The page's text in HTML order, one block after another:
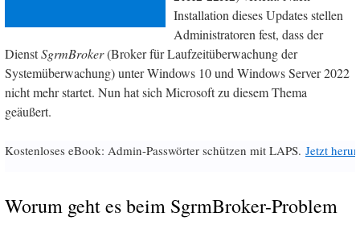
Installation dieses Updates stellen
Administratoren fest, dass der
DienstSgrmBroker(Broker für Laufzeitüberwachung der
Systemüberwachung) unter Windows 10 und Windows Server 2022
nicht mehr startet. Nun hat sich Microsoft zu diesem Thema
geäußert.
Kostenloses eBook: Admin-Passwörter schützen mit LAPS. Jetzt
Worum geht es beim SgrmBroker-Problem